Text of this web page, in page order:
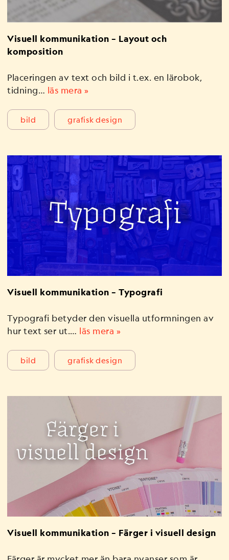
Visuell kommunikation – Layout och
komposition
Placeringen av text och bild i t.ex. en lärobok,
tidning… läs mera »
bild grafisk design
Visuell kommunikation – Typografi
Typografi betyder den visuella utformningen av
hur text ser ut.… läs mera »
bild grafisk design
Visuell kommunikation – Färger i visuell design